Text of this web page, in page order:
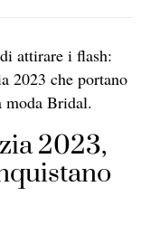
attirare i flash:
2023 che portano
moda Bridal.
2023,